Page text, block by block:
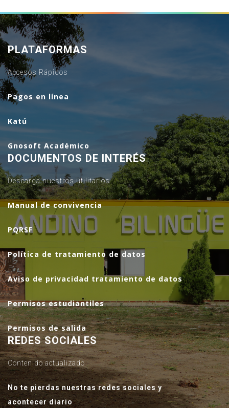
PLATAFORMAS
Accesos Rápidos
Pagos en línea
Katú
Gnosoft Académico
DOCUMENTOS DE INTERÉS
Descarga nuestros utilitarios
Manual de convivencia
PQRSF
Política de tratamiento de datos
Aviso de privacidad tratamiento de datos
Permisos estudiantiles
Permisos de salida
REDES SOCIALES
Contenido actualizado
No te pierdas nuestras redes sociales y
acontecer diario